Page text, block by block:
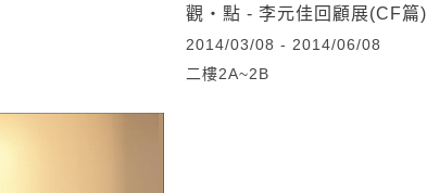
觀‧點 - 李元佳回顧展(CF篇)
2014/03/08 - 2014/06/08
二樓2A~2B